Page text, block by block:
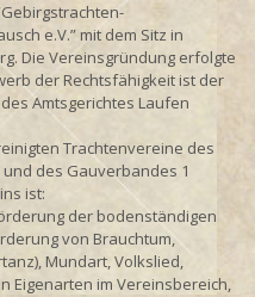
e.V.” mit dem Sitz in
Die Vereinsgründung erfolgte
der Rechtsfähigkeit ist der
Amtsgerichtes Laufen
Trachtenvereine des
des Gauverbandes 1
ist:
der bodenständigen
von Brauchtum,
Mundart, Volkslied,
Eigenarten im Vereinsbereich,